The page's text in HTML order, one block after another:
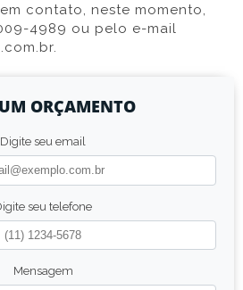
contato, neste momento,
4989 ou pelo e-mail
ORÇAMENTO
Digite seu email
seu telefone
Mensagem